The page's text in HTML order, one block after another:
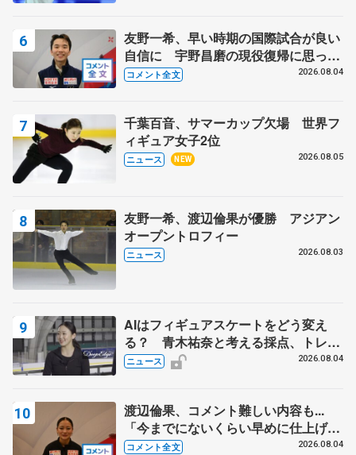
友野一希、早い時期の国際試合が良い
自信に 宇野昌磨の現役復帰に思って
いること 【アジアンオープントロフ
コメント全文 2026.08.04
千葉百音、サマーカップ欠場 世界フ
ィギュア女子2位
ニュース NEW 2026.08.05
友野一希、渡辺倫果が優勝 アジアン
オープントロフィー
ニュース 2026.08.03
AIはフィギュアスケートをどう変え
る？ 青木祐奈と考える採点、トレー
ニングの未来
ニュース 2026.08.04
渡辺倫果、コメント難しい内容も...
「今までにないくらい早めに仕上げら
れている」 【アジアンオープントロ
コメント全文 2026.08.04